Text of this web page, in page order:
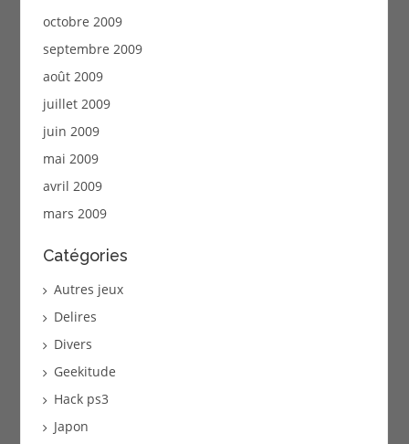
octobre 2009
septembre 2009
août 2009
juillet 2009
juin 2009
mai 2009
avril 2009
mars 2009
Catégories
Autres jeux
Delires
Divers
Geekitude
Hack ps3
Japon